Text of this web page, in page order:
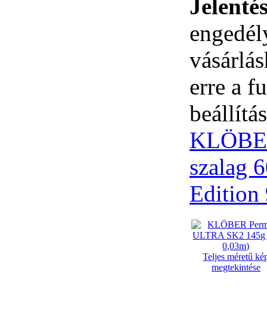
erre a
szalag
Edition
Teljes méretű
megtekintése